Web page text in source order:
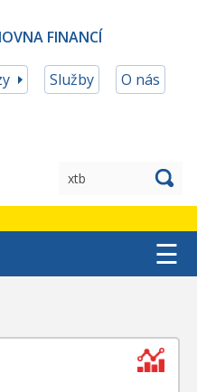
FINANCÍ
Služby O nás
☰